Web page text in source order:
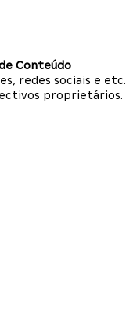
Conteúdo
redes sociais e etc.
proprietários.